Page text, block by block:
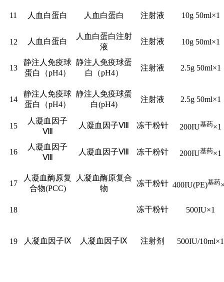
11 人血白蛋白 人血白蛋白 注射液 10g 50ml×1
12 人血白蛋白
人血白蛋白注射
液
注射液 10g 50ml×1
13
静注人免疫球
蛋白（pH4）
静注人免疫球蛋
白（pH4）
注射液 2.5g 50ml×1
14
静注人免疫球
蛋白（pH4）
静注人免疫球蛋
白(pH4)
注射液 2.5g 50ml×1
15
人凝血因子
Ⅷ
人凝血因子Ⅷ 冻干粉针 200IU基药×1
16
人凝血因子
Ⅷ
人凝血因子Ⅷ 冻干粉针 200IU基药×1
17
人凝血酶原复
合物(PCC)
人凝血酶原复合
物
冻干粉针 400IU(PE)基药
18 冻干粉针 500IU×1
19 人凝血因子Ⅸ 人凝血因子Ⅸ 注射剂 500IU/10ml×1